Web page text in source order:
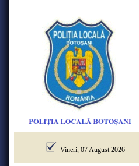
Vineri, 07 August 2026